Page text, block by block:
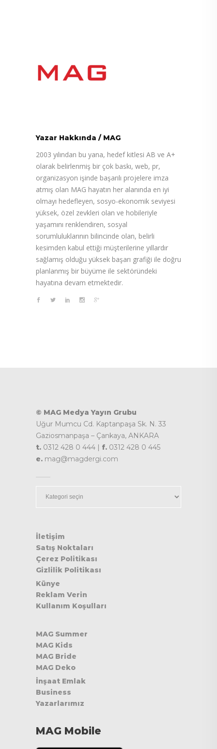
Yazar Hakkında / MAG
2003 yılından bu yana, hedef kitlesi AB ve A+
olarak belirlenmiş bir çok baskı, web, pr,
organizasyon işinde başarılı projelere imza
atmış olan MAG hayatın her alanında en iyi
olmayı hedefleyen, sosyo-ekonomik seviyesi
yüksek, özel zevkleri olan ve hobileriyle
yaşamını renklendiren, sosyal
sorumluluklarının bilincinde olan, belirli
kesimden kabul ettiği müşterilerine yıllardır
sağlamış olduğu yüksek başarı grafiği ile doğru
planlanmış bir büyüme ile sektöründeki
hayatına devam etmektedir.
© MAG Medya Yayın Grubu
Uğur Mumcu Cd. Kaptanpaşa Sk. N. 33
Gaziosmanpaşa – Çankaya, ANKARA
t. 0312 428 0 444 | f. 0312 428 0 445
e. mag@magdergi.com
İletişim
Satış Noktaları
Çerez Politikası
Gizlilik Politikası
Künye
Reklam Verin
Kullanım Koşulları
MAG Summer
MAG Kids
MAG Bride
MAG Deko
İnşaat Emlak
Business
Yazarlarımız
MAG Mobile